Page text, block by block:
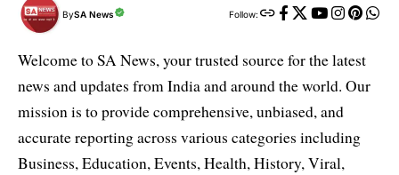
BySA News Follow:
Welcome to SA News, your trusted source for the latest
news and updates from India and around the world. Our
mission is to provide comprehensive, unbiased, and
accurate reporting across various categories including
Business, Education, Events, Health, History, Viral,